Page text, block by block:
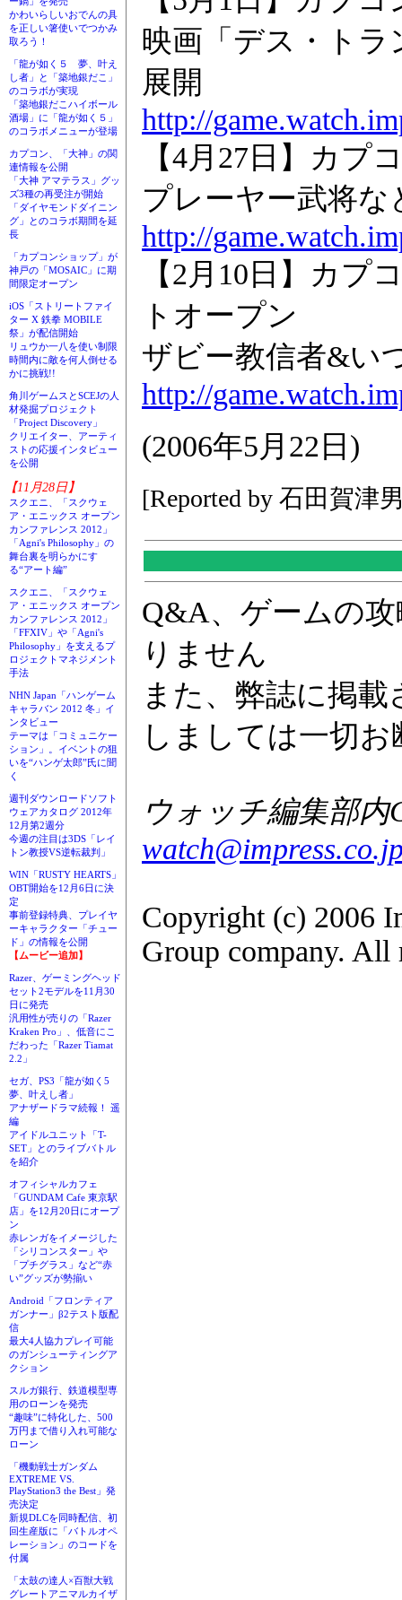
かわいらしいおでんの具
を正しい箸使いでつかみ
取ろう！
「龍が如く５ 夢、叶え
し者」と「築地銀だこ」
のコラボが実現
「築地銀だこハイボール
酒場」に「龍が如く５」
のコラボメニューが登場
カプコン、「大神」の関
連情報を公開
「大神 アマテラス」グッ
ズ3種の再受注が開始
「ダイヤモンドダイニン
グ」とのコラボ期間を延
長
「カプコンショップ」が
神戸の「MOSAIC」に期
間限定オープン
iOS「ストリートファイ
ター X 鉄拳 MOBILE
祭」が配信開始
リュウか一八を使い制限
時間内に敵を何人倒せる
かに挑戦!!
角川ゲームスとSCEJの人
材発掘プロジェクト
「Project Discovery」
クリエイター、アーティ
ストの応援インタビュー
を公開
【11月28日】
スクエニ、「スクウェ
ア・エニックス オープン
カンファレンス 2012」
「Agni's Philosophy」の
舞台裏を明らかにす
る“アート編”
スクエニ、「スクウェ
ア・エニックス オープン
カンファレンス 2012」
「FFXIV」や「Agni's
Philosophy」を支えるプ
ロジェクトマネジメント
手法
NHN Japan「ハンゲーム
キャラバン 2012 冬」イ
ンタビュー
テーマは「コミュニケー
ション」。イベントの狙
いを“ハンゲ太郎”氏に聞
く
週刊ダウンロードソフト
ウェアカタログ 2012年
12月第2週分
今週の注目は3DS「レイ
トン教授VS逆転裁判」
WIN「RUSTY HEARTS」
OBT開始を12月6日に決
定
事前登録特典、プレイヤ
ーキャラクター「チュー
ド」の情報を公開
【ムービー追加】
Razer、ゲーミングヘッド
セット2モデルを11月30
日に発売
汎用性が売りの「Razer
Kraken Pro」、低音にこ
だわった「Razer Tiamat
2.2」
セガ、PS3「龍が如く5
夢、叶えし者」
アナザードラマ続報！ 遥
編
アイドルユニット「T-
SET」とのライブバトル
を紹介
オフィシャルカフェ
「GUNDAM Cafe 東京駅
店」を12月20日にオープ
ン
赤レンガをイメージした
「シリコンスター」や
「プチグラス」など“赤
い”グッズが勢揃い
Android「フロンティア
ガンナー」β2テスト版配
信
最大4人協力プレイ可能
のガンシューティングア
クション
スルガ銀行、鉄道模型専
用のローンを発売
“趣味”に特化した、500
万円まで借り入れ可能な
ローン
「機動戦士ガンダム
EXTREME VS.
PlayStation3 the Best」発
売決定
新規DLCを同時配信、初
回生産版に「バトルオペ
レーション」のコードを
付属
「太鼓の達人×百獣大戦
グレートアニマルカイザ
映画「デス・ト
展開
http://
【4月27日】カプ
プレーヤー武将
http://
【2月10日】カプ
トオープン
ザビー教信者&い
http://
(2006年5月22日)
[Reported by 石田賀津
Q&A、ゲームの
りません
また、弊誌に掲
しましては一切
ウォッチ編集部内
Copyright (c) 2006
Group company. All